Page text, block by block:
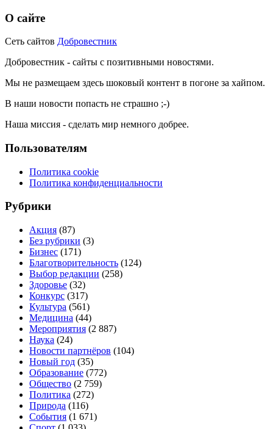
О сайте
Сеть сайтов Добровестник
Добровестник - сайты с позитивными новостями.
Мы не размещаем здесь шоковый контент в погоне за хайпом.
В наши новости попасть не страшно ;-)
Наша миссия - сделать мир немного добрее.
Пользователям
Политика cookie
Политика конфиденциальности
Рубрики
Акция (87)
Без рубрики (3)
Бизнес (171)
Благотворительность (124)
Выбор редакции (258)
Здоровье (32)
Конкурс (317)
Культура (561)
Медицина (44)
Мероприятия (2 887)
Наука (24)
Новости партнёров (104)
Новый год (35)
Образование (772)
Общество (2 759)
Политика (272)
Природа (116)
События (1 671)